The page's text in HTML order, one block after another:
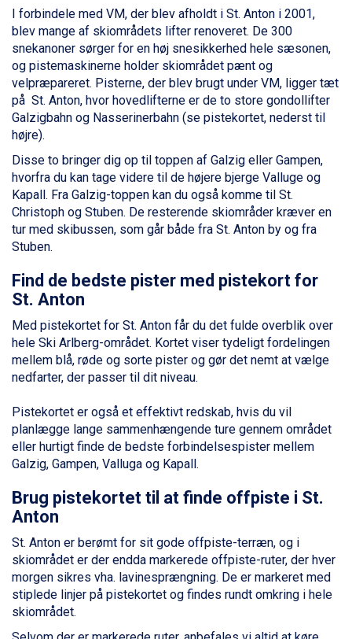
Canazei fra DKK 4.745
Ponte di Legno fra DKK 4.745
Sauze dOulx fra DKK 4.045
Alleghe fra DKK 5.595
Bad Gastein fra DKK 4.195
Arabba fra DKK 7.045
La Thuile fra DKK 4.595
Val Thorens fra DKK 5.395
Cervinia fra DKK 5.295
Sölden fra DKK 8.445
Bad Hofgastein fra DKK 5.495
Passo Tonale fra DKK 3.795
Saalbach fra DKK 5.945
Champoluc fra DKK 3.795
Wagrain fra DKK 4.645
Ischgl fra DKK 7.095
St. Anton fra DKK 7.245
Zell am See fra DKK 4.095
Livigno fra DKK 4.145
Canazei fra DKK 4.745
Sauze dOulx fra DKK 4.045
Alleghe fra DKK 5.595
Bad Gastein fra DKK 4.195
Arabba fra DKK 7.045
La Thuile fra DKK 4.595
Val Thorens fra DKK 5.395
Cervinia fra DKK 5.295
Sölden fra DKK 8.445
Bad Hofgastein fra DKK 5.495
Passo Tonale fra DKK 3.795
Saalbach fra DKK 5.945
Champoluc fra DKK 3.795
I forbindele med VM, der blev afholdt i St. Anton i 2001,
blev mange af skiområdets lifter renoveret. De 300
snekanoner sørger for en høj snesikkerhed hele sæsonen,
og pistemaskinerne holder skiområdet pænt og
velpræpareret. Pisterne, der blev brugt under VM, ligger tæt
på St. Anton, hvor hovedlifterne er de to store gondollifter
Galzigbahn og Nasserinerbahn (se pistekortet, nederst til
højre).
Disse to bringer dig op til toppen af Galzig eller Gampen,
hvorfra du kan tage videre til de højere bjerge Valluge og
Kapall. Fra Galzig-toppen kan du også komme til St.
Christoph og Stuben. De resterende skiområder kræver en
tur med skibussen, som går både fra St. Anton by og fra
Stuben.
Find de bedste pister med pistekort for
St. Anton
Med pistekortet for St. Anton får du det fulde overblik over
hele Ski Arlberg-området. Kortet viser tydeligt fordelingen
mellem blå, røde og sorte pister og gør det nemt at vælge
nedfarter, der passer til dit niveau.
Pistekortet er også et effektivt redskab, hvis du vil
planlægge lange sammenhængende ture gennem området
eller hurtigt finde de bedste forbindelsespister mellem
Galzig, Gampen, Valluga og Kapall.
Brug pistekortet til at finde offpiste i St.
Anton
St. Anton er berømt for sit gode offpiste-terræn, og i
skiområdet er der endda markerede offpiste-ruter, der hver
morgen sikres vha. lavinesprængning. De er markeret med
stiplede linjer på pistekortet og findes rundt omkring i hele
skiområdet.